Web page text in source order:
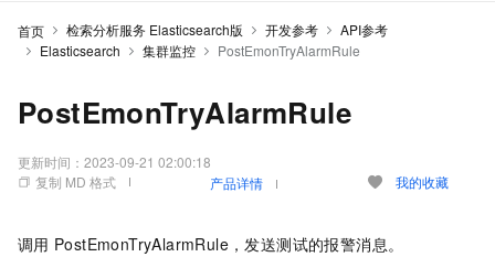
首页 检索分析服务 Elasticsearch版 开发参考
API参考
Elasticsearch
集群监控 PostEmonTryAlarmRule
PostEmonTryAlarmRule
更新时间： 2023-09-21 02:00:18
复制 MD 格式
产品详情 我的收藏
调用 PostEmonTryAlarmRule，发送测试的报警消息。